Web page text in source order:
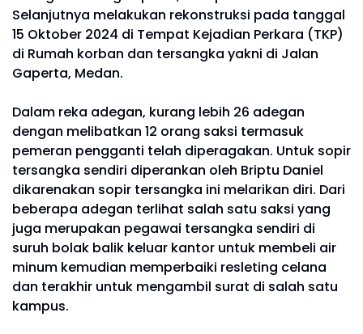
Selanjutnya melakukan rekonstruksi pada tanggal
15 Oktober 2024 di Tempat Kejadian Perkara (TKP)
di Rumah korban dan tersangka yakni di Jalan
Gaperta, Medan.
Dalam reka adegan, kurang lebih 26 adegan
dengan melibatkan 12 orang saksi termasuk
pemeran pengganti telah diperagakan. Untuk sopir
tersangka sendiri diperankan oleh Briptu Daniel
dikarenakan sopir tersangka ini melarikan diri. Dari
beberapa adegan terlihat salah satu saksi yang
juga merupakan pegawai tersangka sendiri di
suruh bolak balik keluar kantor untuk membeli air
minum kemudian memperbaiki resleting celana
dan terakhir untuk mengambil surat di salah satu
kampus.